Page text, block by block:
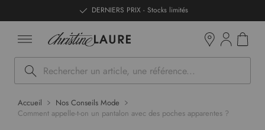
DERNIERS PRIX - Stocks limités
Rechercher
Accueil
Nos Conseils Mode
Comment appelle-t-on un pantalon avec des poches apparentes ?